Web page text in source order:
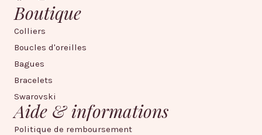
Boutique
Colliers
Boucles d'oreilles
Bagues
Bracelets
Swarovski
Aide & informations
Politique de remboursement